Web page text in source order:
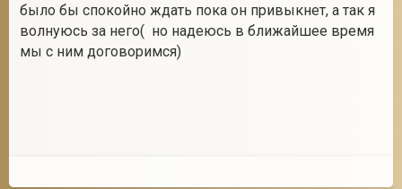
было бы спокойно ждать пока он привыкнет, а так я
волнуюсь за него( но надеюсь в ближайшее время
мы с ним договоримся)